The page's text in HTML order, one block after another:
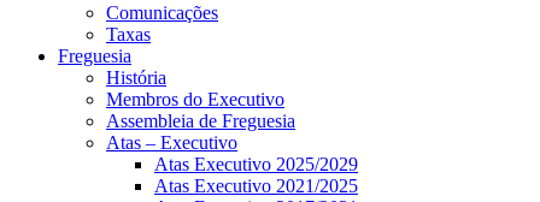
Comunicações
Taxas
Freguesia
História
Membros do Executivo
Assembleia de Freguesia
Atas – Executivo
Atas Executivo 2025/2029
Atas Executivo 2021/2025